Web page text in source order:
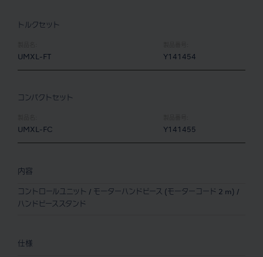
トルクセット
UMXL-FT Y141454
コンパクトセット
UMXL-FC Y141455
内容
コントロールユニット / モーターハンドピース (モーターコード 2 m) /
ハンドピーススタンド
仕様